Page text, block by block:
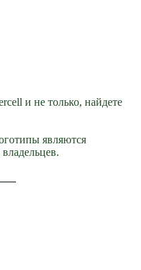
и не только, найдете
являются